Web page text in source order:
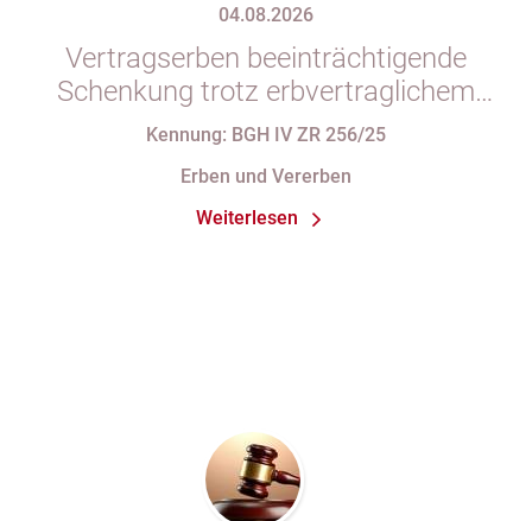
04.08.2026
Vertragserben beeinträchtigende
Schenkung trotz erbvertraglichem
Rücktrittsvorbehalt
Kennung: BGH IV ZR 256/25
Erben und Vererben
Weiterlesen